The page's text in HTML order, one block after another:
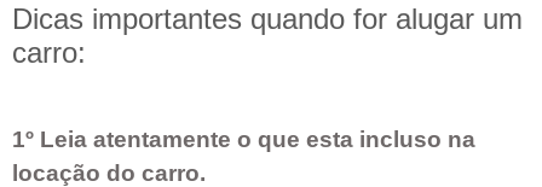
Dicas importantes quando for alugar um
carro:
1º Leia atentamente o que esta incluso na
locação do carro.